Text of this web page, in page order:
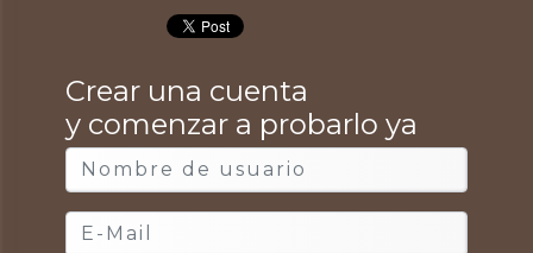
Crear una cuenta
y comenzar a probarlo ya